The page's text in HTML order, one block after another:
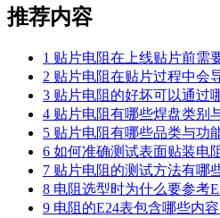
推荐内容
1 贴片电阻在上线贴片前需
2 贴片电阻在贴片过程中会
3 贴片电阻的好坏可以通过
4 贴片电阻有哪些焊盘类别
5 贴片电阻有哪些品类与功
6 如何准确测试表面贴装电
7 贴片电阻的测试方法有哪
8 电阻选型时为什么要参考
9 电阻的E24表包含哪些内容